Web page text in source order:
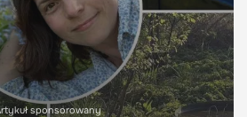
sponsorowany